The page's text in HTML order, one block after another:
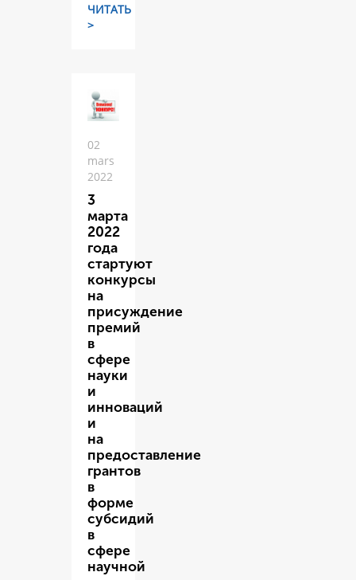
ЧИТАТЬ
>
02
mars
2022
3
марта
2022
года
стартуют
конкурсы
на
присуждение
премий
в
сфере
науки
и
инноваций
и
на
предоставление
грантов
в
форме
субсидий
в
сфере
научной